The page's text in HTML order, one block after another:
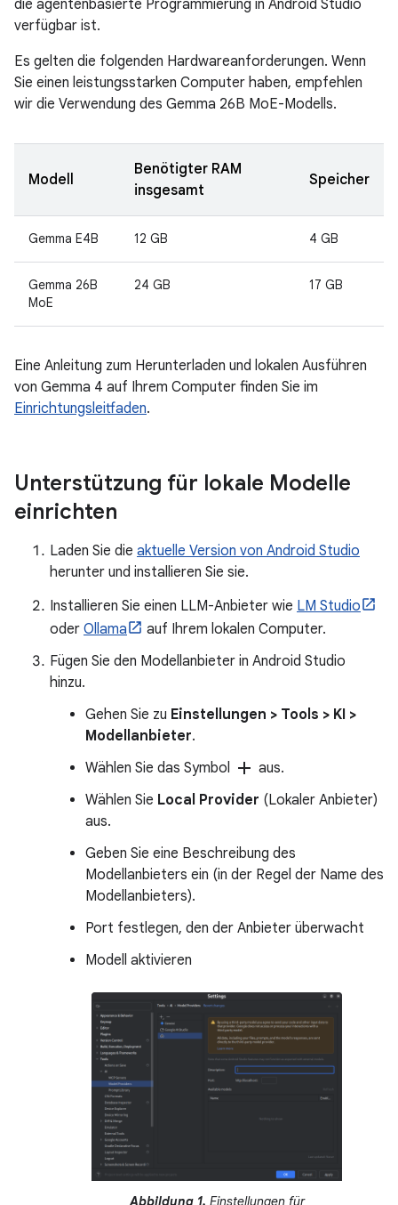
die agentenbasierte Programmierung in Android Studio
verfügbar ist.
Es gelten die folgenden Hardwareanforderungen. Wenn
Sie einen leistungsstarken Computer haben, empfehlen
wir die Verwendung des Gemma 26B MoE-Modells.
Modell
Benötigter RAM
insgesamt
Speicher
Gemma E4B 12 GB 4 GB
Gemma 26B
MoE
24 GB 17 GB
Eine Anleitung zum Herunterladen und lokalen Ausführen
von Gemma 4 auf Ihrem Computer finden Sie im
Einrichtungsleitfaden.
Unterstützung für lokale Modelle
einrichten
Laden Sie die aktuelle Version von Android Studio
herunter und installieren Sie sie.
Installieren Sie einen LLM-Anbieter wie LM Studio
oder Ollama
auf Ihrem lokalen Computer.
Fügen Sie den Modellanbieter in Android Studio
hinzu.
Gehen Sie zu Einstellungen > Tools > KI >
Modellanbieter.
Wählen Sie das Symbol add aus.
Wählen Sie Local Provider (Lokaler Anbieter)
aus.
Geben Sie eine Beschreibung des
Modellanbieters ein (in der Regel der Name des
Modellanbieters).
Port festlegen, den der Anbieter überwacht
Modell aktivieren
Abbildung 1. Einstellungen für